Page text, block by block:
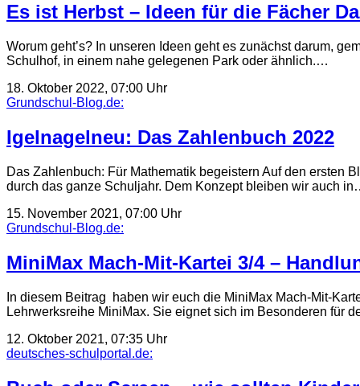
Es ist Herbst – Ideen für die Fächer
Worum geht’s? In unseren Ideen geht es zunächst darum,
Schulhof, in einem nahe gelegenen Park oder ähnlich.…
18. Oktober 2022, 07:00 Uhr
Grundschul-Blog.de:
Igelnagelneu: Das Zahlenbuch 2022
Das Zahlenbuch: Für Mathematik begeistern Auf den ersten
durch das ganze Schuljahr. Dem Konzept bleiben wir auch
15. November 2021, 07:00 Uhr
Grundschul-Blog.de:
MiniMax Mach-Mit-Kartei 3/4 –
In diesem Beitrag haben wir euch die MiniMax Mach-Mit-
Lehrwerksreihe MiniMax. Sie eignet sich im Besonderen für
12. Oktober 2021, 07:35 Uhr
deutsches-schulportal.de: